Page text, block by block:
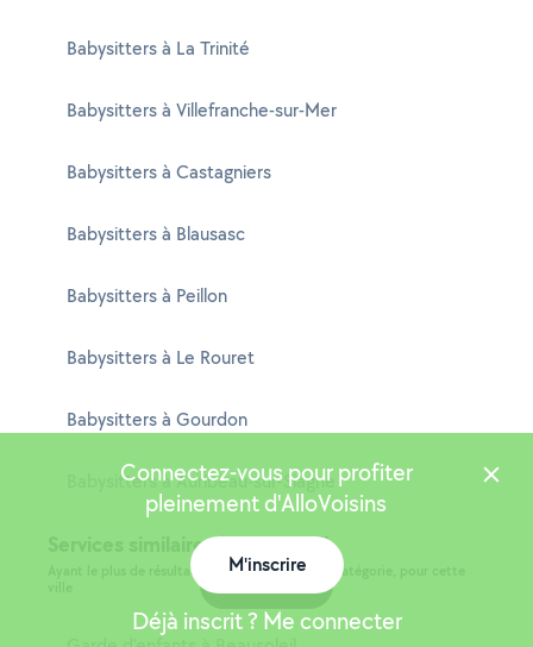
Babysitters à La Trinité
Babysitters à Villefranche-sur-Mer
Babysitters à Castagniers
Babysitters à Blausasc
Babysitters à Peillon
Babysitters à Le Rouret
Babysitters à Gourdon
Babysitters à Auribeau-sur-Siagne
Services similaires à Beausoleil
Ayant le plus de résultats et étant de la même catégorie, pour cette
Connectez-vous pour profiter
pleinement d'AlloVoisins
M'inscrire
Déjà inscrit ? Me connecter